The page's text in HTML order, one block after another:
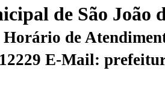
de São João
Horário de
E-Mail: